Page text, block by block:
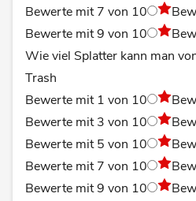
Bewerte mit 7 von 10
Bewerte mit 9 von 10
Wie viel Splatter kann man
Trash
Bewerte mit 1 von 10
Bewerte mit 3 von 10
Bewerte mit 5 von 10
Bewerte mit 7 von 10
Bewerte mit 9 von 10